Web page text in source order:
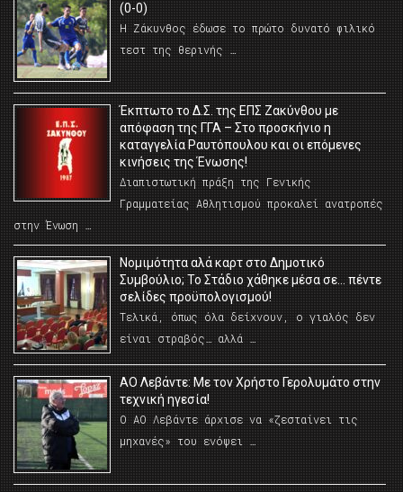
(0-0)
Η Ζάκυνθος έδωσε το πρώτο δυνατό φιλικό
τεστ της θερινής …
Έκπτωτο το Δ.Σ. της ΕΠΣ Ζακύνθου με
απόφαση της ΓΓΑ – Στο προσκήνιο η
καταγγελία Ραυτόπουλου και οι επόμενες
κινήσεις της Ένωσης!
Διαπιστωτική πράξη της Γενικής
Γραμματείας Αθλητισμού προκαλεί ανατροπές
στην Ένωση …
Νομιμότητα αλά καρτ στο Δημοτικό
Συμβούλιο; Το Στάδιο χάθηκε μέσα σε… πέντε
σελίδες προϋπολογισμού!
Τελικά, όπως όλα δείχνουν, ο γιαλός δεν
είναι στραβός… αλλά …
ΑΟ Λεβάντε: Με τον Χρήστο Γερολυμάτο στην
τεχνική ηγεσία!
Ο ΑΟ Λεβάντε άρχισε να «ζεσταίνει τις
μηχανές» του ενόψει …